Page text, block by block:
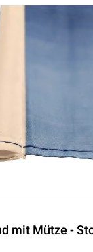
mit Mütze -